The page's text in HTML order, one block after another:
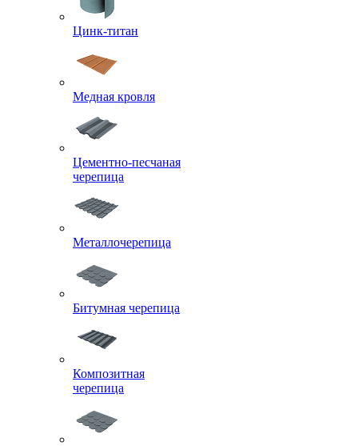
Цинк-титан
Медная кровля
Цементно-песчаная
черепица
Металлочерепица
Битумная черепица
Композитная
черепица